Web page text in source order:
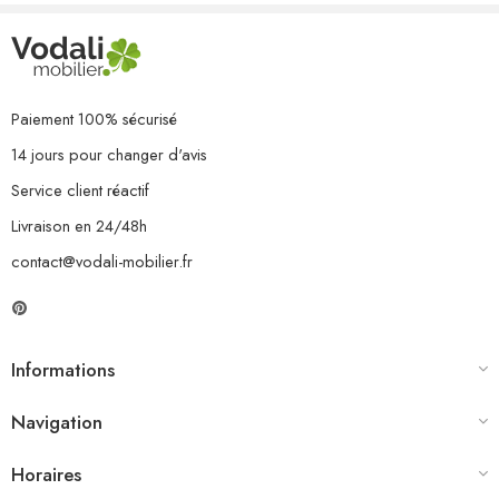
Paiement 100% sécurisé
14 jours pour changer d'avis
Service client réactif
Livraison en 24/48h
contact@vodali-mobilier.fr
Informations
Navigation
Horaires